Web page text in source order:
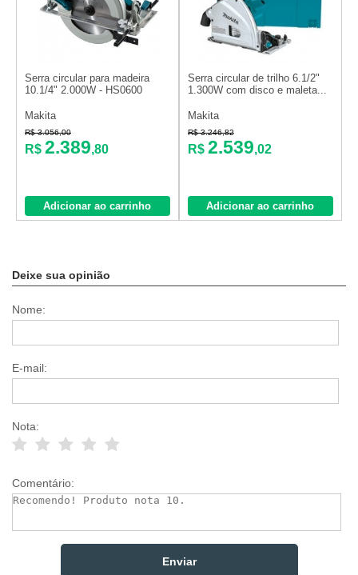
Serra circular para madeira
10.1/4" 2.000W - HS0600
Makita
R$ 3.056,00
R$ 2.389,80
Adicionar ao carrinho
Serra circular de trilho 6.1/2"
1.300W com disco e maleta...
Makita
R$ 3.246,82
R$ 2.539,02
Adicionar ao carrinho
Deixe sua opinião
Nome:
E-mail:
Nota:
Comentário: